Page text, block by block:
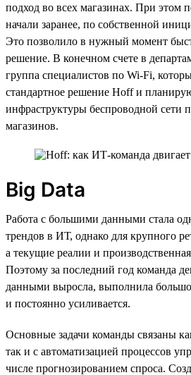
подход во всех магазинах. При этом
начали заранее, по собственной
Это позволило в нужный момент
решение. В конечном счете в
группа специалистов по Wi-Fi,
стандартное решение Hoff и
инфраструктуры беспроводной сети
магазинов.
Big Data
Работа с большими данными стала
трендов в ИТ, однако для крупного
а текущие реалии и
Поэтому за последний год команда
данными выросла, выполнила
и постоянно усиливается.
Основные задачи команды связаны
так и с автоматизацией процессов
числе прогнозированием спроса.